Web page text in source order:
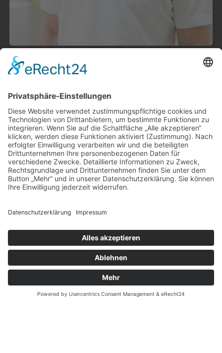
Sie brauchen einen Termin? Kein
Problem!
Lange Wartezeiten und Termine, die Sie bei Ihrem
Zahnarzt gerade in Ballungsgebieten wie München
schon Monate zuvor ausmachen müssen, sind für uns
absolut tabu.
Dank umsichtiger Planung und angemessenen
Behandlungsfenstern für jeden Patienten sind wir für
gewöhnlich innerhalb weniger Tage – oder im Notfall
auch sofort – für Sie da.
Jetzt gleich Termin ausmachen:
089 - 760 72 60
Rufen Sie uns gerne an und vereinbaren Sie Ihren
Wunschtermin für Ihren nächsten Besuch bei Dr. Hollay,
Ihrem Zahnarzt im Stadtteil Sendling-Westpark. Wir
Ihr Dr. Henrik-Christian Hollay